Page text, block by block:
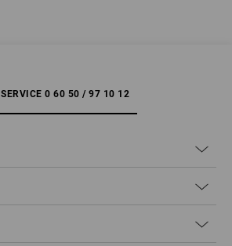
SERVICE 0 60 50 / 97 10 12